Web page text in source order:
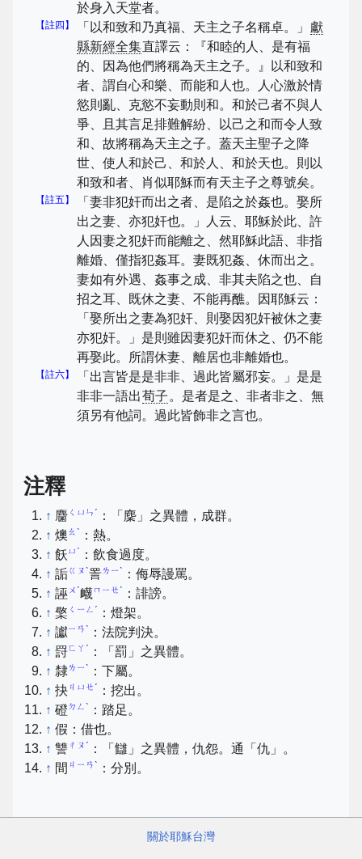
於身入天堂者。
【註四】 「以和致和乃真福、天主之子名稱卓。」
獻
縣新經全集直譯云：『和睦的人、是有福
的、因為他們將稱為天主之子。』以和致和
者、謂自心和樂、而能和人也。人心激於情
慾則亂、克慾不妄動則和。和於己者不與人
爭、且其言足排難解紛、以己之和而令人致
和、故將稱為天主之子。蓋天主聖子之降
世、使人和於己、和於人、和於天也。則以
和致和者、肖似耶穌而有天主子之尊號矣。
【註五】
「妻非犯奸而出之者、是陷之於姦也。娶所
出之妻、亦犯奸也。」人云、耶穌於此、許
人因妻之犯奸而能離之、然耶穌此語、非指
離婚、僅指犯姦耳。妻既犯姦、休而出之。
妻如有外遇、姦事之成、非其夫陷之也、自
招之耳、既休之妻、不能再醮。因耶穌云：
「娶所出之妻為犯奸、則娶因犯奸被休之妻
亦犯奸。」是則雖因妻犯奸而休之、仍不能
再娶此。所謂休妻、離居也非離婚也。
【註六】
「出言皆是是非非、過此皆屬邪妄。」是是
非非一語出荀子。是者是之、非者非之、無
須另有他詞。過此皆飾非之言也。
注釋
↑ 麕 ㄑㄩㄣˊ
：「麇」之異體，成群。
↑ 燠 ㄠˋ
：熱。
↑ 飫ㄩˋ
：飲食過度。
↑ 詬ㄍㄡˋ詈ㄌㄧˋ
：侮辱謾罵。
↑ 誣 ㄨˊ衊ㄇㄧㄝˋ
：誹謗。
↑ 檠 ㄑㄧㄥˊ
：燈架。
↑ 讞ㄧㄢˋ
：法院判決。
↑ 罸ㄈㄚˊ
：「罰」之異體。
↑ 隸ㄌㄧˋ
：下屬。
↑ 抉 ㄐㄩㄝˊ
：挖出。
↑ 磴 ㄉㄥˋ
：踏足。
↑ 假：借也。
↑ 讐 ㄔㄡˊ
：「讎」之異體，仇怨。通「仇」。
↑ 間 ㄐㄧㄢˋ ：分別。
關於耶穌台灣